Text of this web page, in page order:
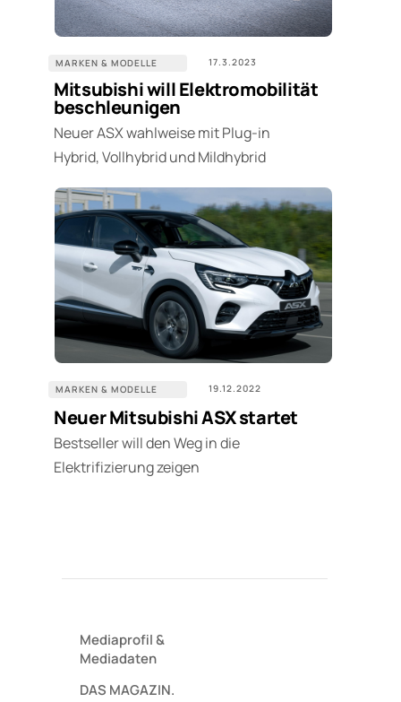
MARKEN & MODELLE 17.3.2023
Mitsubishi will Elektromobilität
beschleunigen
Neuer ASX wahlweise mit Plug-in
Hybrid, Vollhybrid und Mildhybrid
MARKEN & MODELLE 19.12.2022
Neuer Mitsubishi ASX startet
Bestseller will den Weg in die
Elektrifizierung zeigen
Mediaprofil&
Mediadaten
DAS MAGAZIN.